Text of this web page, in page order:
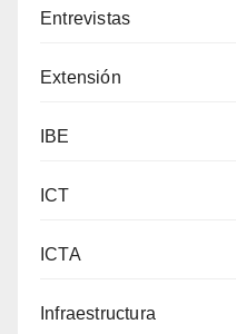
Entrevistas
Extensión
IBE
ICT
ICTA
Infraestructura